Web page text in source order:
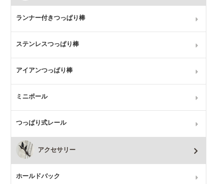
ランナー付きつっぱり棒
ステンレスつっぱり棒
アイアンつっぱり棒
ミニポール
つっぱり式レール
アクセサリー
ホールドバック